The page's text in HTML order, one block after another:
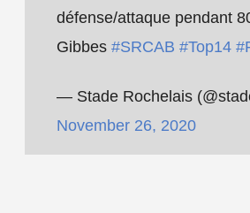
défense/attaque pendant
Gibbes #SRCAB #Top14
— Stade Rochelais
November 26, 2020